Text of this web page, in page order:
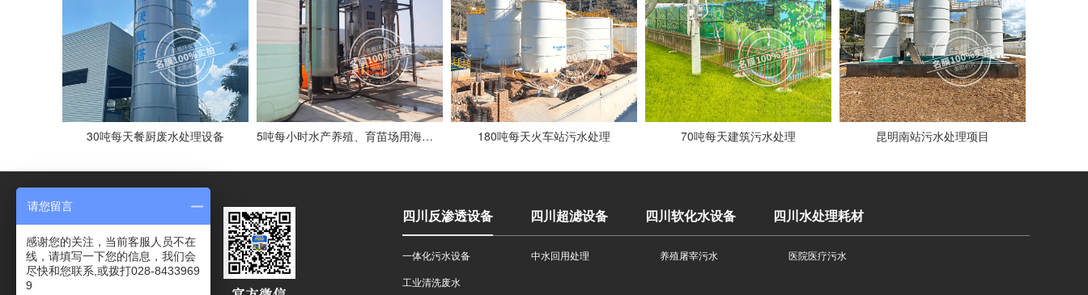
30吨每天餐厨废水处理设备 5吨每小时水产养殖、育苗场用海水浓缩设备客户现场 180吨每天火车站污水处理 70吨每天建筑污水处理 昆明南站污水处理项目
四川反渗透设备 四川超滤设备 四川软化水设备 四川水处理耗材
一体化污水设备 中水回用处理 养殖屠宰污水
医院医疗污水
工业清洗废水
请您留言
感谢您的关注，当前客服人员不在
线，请填写一下您的信息，我们会
尽快和您联系,或拨打028-8433969
9